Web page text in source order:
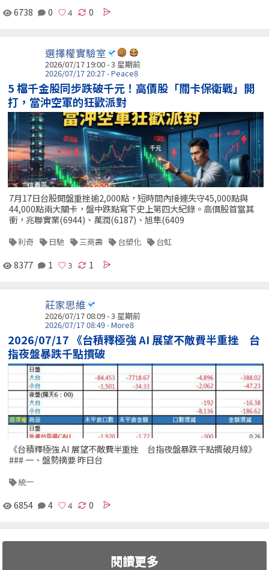
6738 0 0
選擇權實驗室
2026/07/17 19:00 - 3 星期前
2026/07/17 20:27 - Peace8
5 檔千金股同步跌破千元！高價股「關卡保衛戰」開
打，當沖空軍的狂歡派對
7月17日台股開盤重挫逾2,000點，短時間內接連失守45,000點與
44,000點兩大關卡，盤中跌點寫下史上第四大紀錄。高價股首當其
衝，兆聯實業(6944)、萬潤(6187)、旭隼(6409
利奇 日馳 三商壽 台塑化 台虹
8377 1 1
莊家思維
2026/07/17 08:09 - 3 星期前
2026/07/17 08:49 - More8
2026/07/17 《台積釋極強 AI 展望不敵費半重挫 台
指夜盤暴跌千點摜破
《台積釋極強 AI 展望不敵費半重挫 台指夜盤暴跌千點摜破月線》
### 一、盤勢摘要 昨日台
統一
6854 4 0
閱讀更多